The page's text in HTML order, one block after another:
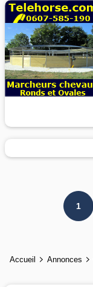
1
Accueil Annonces